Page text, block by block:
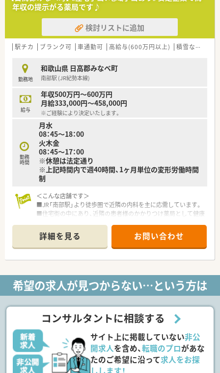
科目の処方に触れることで幅広い知識をキープできます。
【想定される業務内容】
■処方箋に基づく正確な調剤や細心の注意を払った監査をはじ
め、患者様に優しく寄り添った丁寧な服薬指導を行います。
り、多職種と連携しながらお薬の管理や指導に携わります。
■電子薬歴システムや円盤型の散剤分包機などの設備を操作し
ながら、安全かつスピーディーに日々の実務を実践します。
【職場環境と雰囲気】
■薬局はアットホームな一軒家の造りになっており、常勤薬剤師
2名の体制で常時2名が連携を取りながら運営しています。
■社長であるお母様をはじめ、家族経営ならではの和気あいあい
とした活気があり、困ったことも何でも相談しやすい雰囲気で
す。
■他社のように煩雑な求人票の記入に縛られず、紹介会社とも直
接会って腹を割って話をしてくれる人間味あふれる環境です。
年収の提示がる薬局です♪
検討リストに追加
駅チカ ブランク可 車通勤可 高給与(600万円以上) 積雪なし
勤務地
和歌山県 日高郡みなべ町
南部駅 (JR紀勢本線)
給与
年収500万円～600万円
月給333,000円～458,000円
※ご経験により決定いたします。
勤務
時間
月水
08：45～18：00
火木金
08：45～17：00
※休憩は法定通り
※上記時間内で週40時間、1ヶ月単位の変形労働時間
制
＜こんな店舗です＞
■JR「南部駅」より徒歩圏で近隣の内科を主に応需しています。
■住宅街の中にあり、近隣の患者様のかかりつけ薬局として健康
■1日の来局数は30～40名で一人一人じっくり時間を取って丁
寧な対応を心がけています。
■薬剤師の所属人数は正社員1名で日々の患者様の期待にお応え
すべく対応しています。
＜こんな会社です＞
■大阪・奈良・和歌山で合わせて30店舗の調剤薬局を展開してい
ます。
またお休みのご相談もしやすくプライベートの両立もとりや
すい環境です。
■基本的に正社員の方でも会社からの店舗異動は少ないですが、
薬剤師側からの希望に関しては柔軟にご対応いただけます。
■今後の薬局の在り方を考え、かかりつけ薬剤師手当として月1
万円支給されており、地域に求められる薬局を目指しています。
詳細を見る お問い合わせ
希望の求人が見つからない…という方は
コンサルタントに相談する
サイト上に掲載していない非公
開求人を含め、転職のプロがあな
たのご希望に沿って求人をお探
しします！